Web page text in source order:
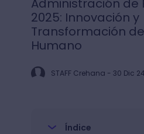
Administración de
2025: Innovación y
Transformación
Humano
STAFF Crehana - 30 Dic 24
Índice